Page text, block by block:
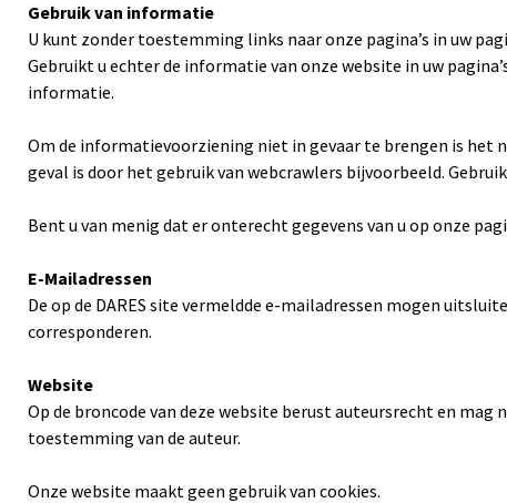
Gebruik van informatie
U kunt zonder toestemming links naar onze pagina’s in uw
Gebruikt u echter de informatie van onze website in uw
informatie.
Om de informatievoorziening niet in gevaar te brengen is het
geval is door het gebruik van webcrawlers bijvoorbeeld.
Bent u van menig dat er onterecht gegevens van u op onze
E-Mailadressen
De op de DARES site vermeldde e-mailadressen mogen
corresponderen.
Website
Op de broncode van deze website berust auteursrecht en
toestemming van de auteur.
Onze website maakt geen gebruik van cookies.